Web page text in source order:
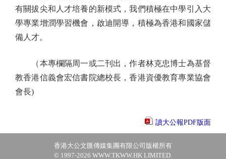
有關拔尖和人才培養的新模式，我們積極在中學引入大
學專業增潤學習機會，啟迪開導，積極為香港和國家儲
備人才。
（本專欄隔周一或二刊出，作者林克忠博士為基督
教香港信義會宏信書院總校長，香港資優教育專業協會
會長)
讀大公報PDF版面
香港大公文匯傳媒集團有限公司版權所有
© 1997-2026 WWW.TKWW.HK LIMITED.